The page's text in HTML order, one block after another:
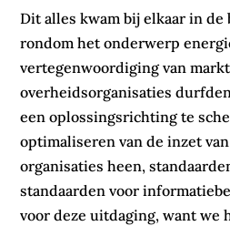
Dit alles kwam bij elkaar in de
rondom het onderwerp
vertegenwoordiging van
overheidsorganisaties
een oplossingsrichting te
optimaliseren van de inzet
organisaties heen,
standaarden voor
voor deze uitdaging, want we